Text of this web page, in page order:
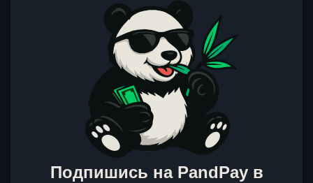
Подпишись на PandPay в